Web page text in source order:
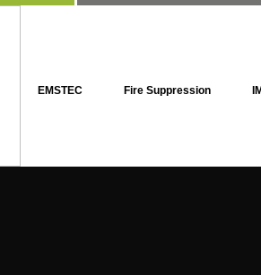
EMSTEC Fire Suppression